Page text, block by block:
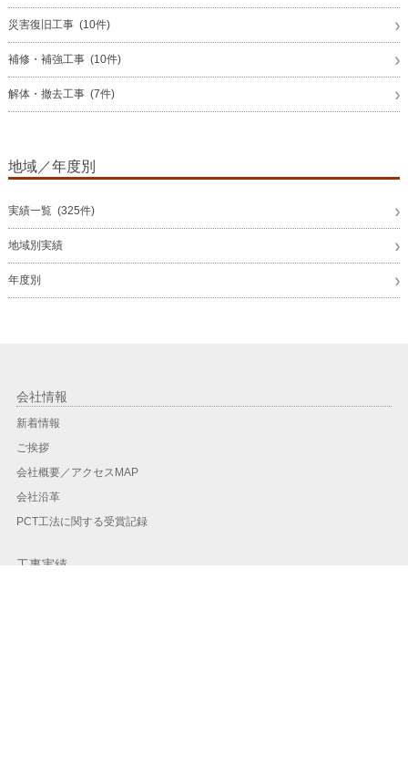
災害復旧工事 (10件)
補修・補強工事 (10件)
解体・撤去工事 (7件)
地域／年度別
実績一覧 (325件)
地域別実績
年度別
会社情報
新着情報
ご挨拶
会社概要／アクセスMAP
会社沿革
PCT工法に関する受賞記録
工事実績